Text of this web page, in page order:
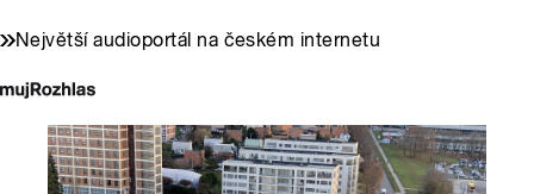
Největší audioportál na českém internetu